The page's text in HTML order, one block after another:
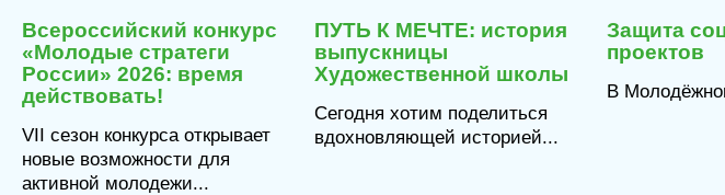
Всероссийский конкурс
«Молодые стратеги
России» 2026: время
действовать!
VII сезон конкурса открывает
новые возможности для
активной молодежи...
июля
2026
ПУТЬ К МЕЧТЕ: история
выпускницы
Художественной школы
Сегодня хотим поделиться
вдохновляющей историей...
июля
2026
Защита
проектов
В